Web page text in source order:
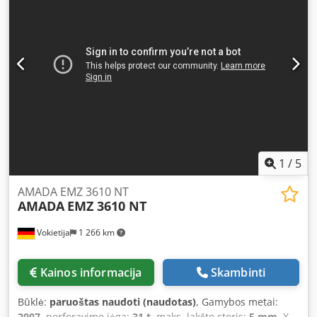
1 / 5
Vokietija 1 266 km
AMADA EMZ 3610 NT
AMADA EMZ 3610 NT
Kainos informacija Skambinti
Būklė: paruoštas naudoti (naudotas), Gamybos metai: